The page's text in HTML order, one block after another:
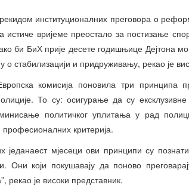
институционалних преговора о
истиче вријеме преостало за постизање
би БиХ прије десете годишњице Дејтона
о стабилизацији и придруживању, рекао је
комисија поновила три принципа
То су: осигурање да су
политичког уплитања у рад
професионалних критерија.
једанаест мјесеци ови принципи су
Они који покушавају да поново
рекао је високи представник.